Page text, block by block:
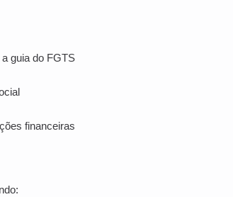
guia do FGTS
financeiras